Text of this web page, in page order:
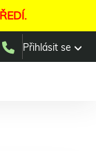
Přihlásit se